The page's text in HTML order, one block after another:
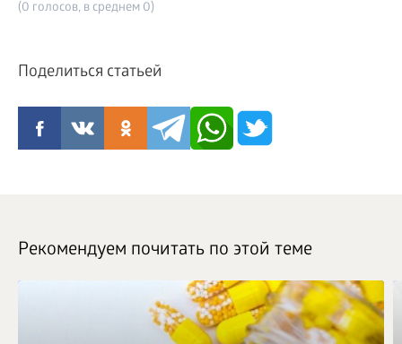
(0 голосов, в среднем 0)
Поделиться статьей
Рекомендуем почитать по этой теме